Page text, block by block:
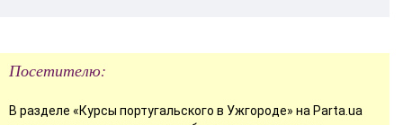
Посетителю:
В разделе «Курсы португальского в Ужгороде» на Parta.ua